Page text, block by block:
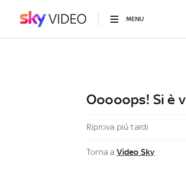
MENU
Ooooops! Si è
Riprova più tardi
Torna a Video Sky